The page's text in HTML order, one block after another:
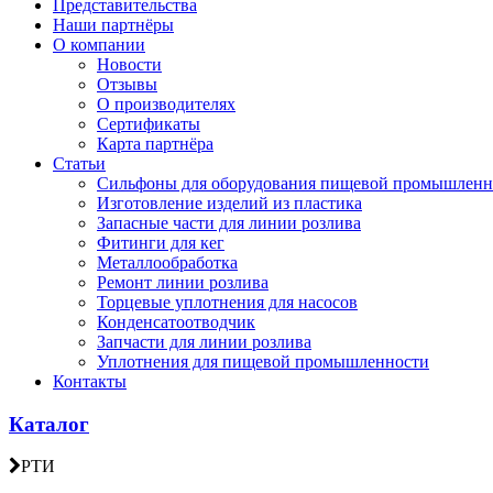
Представительства
Наши партнёры
О компании
Новости
Отзывы
О производителях
Сертификаты
Карта партнёра
Статьи
Сильфоны для оборудования пищевой
Изготовление изделий из пластика
Запасные части для линии розлива
Фитинги для кег
Металлообработка
Ремонт линии розлива
Торцевые уплотнения для насосов
Конденсатоотводчик
Запчасти для линии розлива
Уплотнения для пищевой промышленности
Контакты
Каталог
РТИ